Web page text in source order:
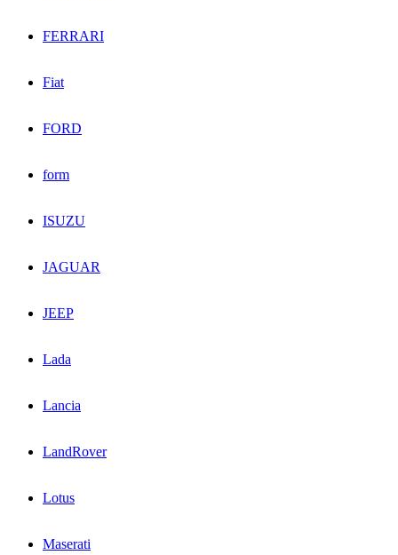
FERRARI
Fiat
FORD
form
ISUZU
JAGUAR
JEEP
Lada
Lancia
LandRover
Lotus
Maserati